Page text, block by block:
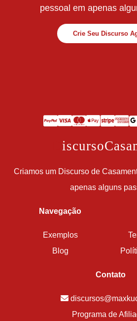
pessoal em apenas
Crie Seu Discurso
D
Criamos um Discurso de
apenas alguns
Navegação
Exemplos
Blog
Contato
Programa de